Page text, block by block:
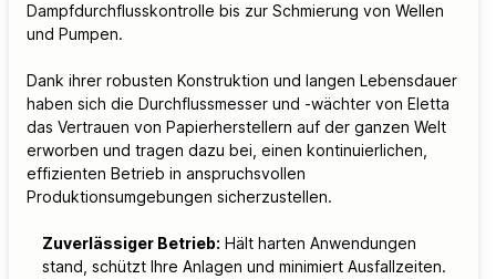
Dampfdurchflusskontrolle bis zur Schmierung von Wellen
und Pumpen.
Dank ihrer robusten Konstruktion und langen Lebensdauer
haben sich die Durchflussmesser und -wächter von Eletta
das Vertrauen von Papierherstellern auf der ganzen Welt
erworben und tragen dazu bei, einen kontinuierlichen,
effizienten Betrieb in anspruchsvollen
Produktionsumgebungen sicherzustellen.
Zuverlässiger Betrieb: Hält harten Anwendungen
stand, schützt Ihre Anlagen und minimiert Ausfallzeiten.